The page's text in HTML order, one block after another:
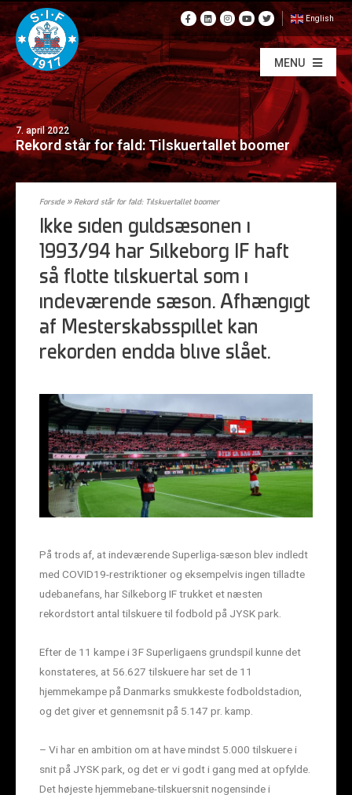
English
MENU
7. april 2022
Rekord står for fald: Tilskuertallet boomer
Forside»Rekord står for fald: Tilskuertallet boomer
Ikke siden guldsæsonen i
1993/94 har Silkeborg IF haft
så flotte tilskuertal som i
indeværende sæson. Afhængigt
af Mesterskabsspillet kan
rekorden endda blive slået.
På trods af, at indeværende Superliga-sæson blev indledt
med COVID19-restriktioner og eksempelvis ingen tilladte
udebanefans, har Silkeborg IF trukket et næsten
rekordstort antal tilskuere til fodbold på JYSK park.
Efter de 11 kampe i 3F Superligaens grundspil kunne det
konstateres, at 56.627 tilskuere har set de 11
hjemmekampe på Danmarks smukkeste fodboldstadion,
og det giver et gennemsnit på 5.147 pr. kamp.
– Vi har en ambition om at have mindst 5.000 tilskuere i
snit på JYSK park, og det er vi godt i gang med at opfylde.
Det højeste hjemmebane-tilskuersnit nogensinde i